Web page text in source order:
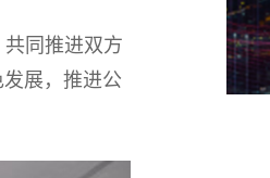
同推进双方
展，推进公